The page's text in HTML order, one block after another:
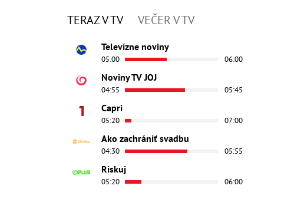
TERAZ V TV VEČER V TV
Televízne noviny
05:00 06:00
Noviny TV JOJ
04:55 05:45
Capri
05:20 07:00
Ako zachrániť svadbu
04:30 05:55
Riskuj
05:20 06:00